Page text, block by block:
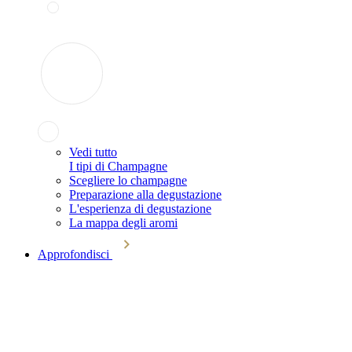
Vedi tutto
I tipi di Champagne
Scegliere lo champagne
Preparazione alla degustazione
L'esperienza di degustazione
La mappa degli aromi
Approfondisci